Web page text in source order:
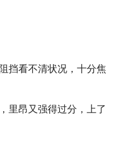
挡看不清状况，十分焦
里昂又强得过分，上了